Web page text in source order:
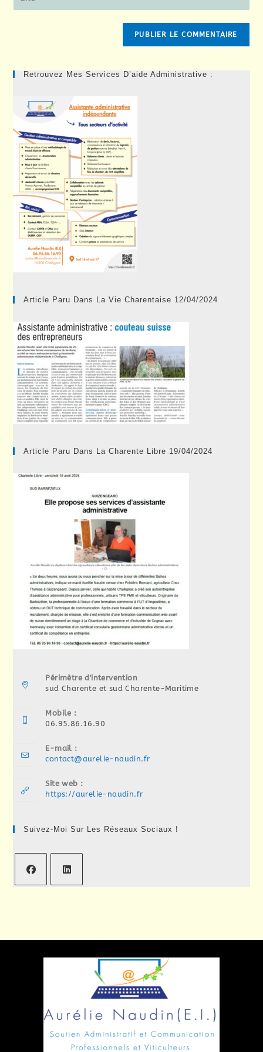
comment
address
l’URL
Retrouvez Mes Services D’aide Administrative :
Article Paru Dans La Vie Charentaise 12/04/2024
Article Paru Dans La Charente Libre 19/04/2024
Périmètre d'intervention
sud Charente et sud Charente-Maritime
Mobile :
06.95.86.16.90
E-mail :
contact@aurelie-naudin.frS’ouvre
Site web :
https://aurelie-naudin.fr
Suivez-Moi Sur Les Réseaux Sociaux !